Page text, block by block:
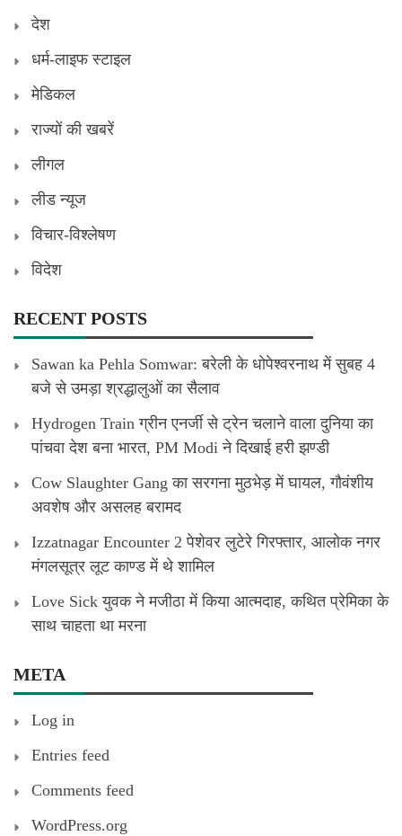
देश
धर्म-लाइफ स्टाइल
मेडिकल
राज्यों की खबरें
लीगल
लीड न्यूज
विचार-विश्लेषण
विदेश
RECENT POSTS
Sawan ka Pehla Somwar: बरेली के धोपेश्वरनाथ में सुबह 4
बजे से उमड़ा श्रद्धालुओं का सैलाव
Hydrogen Train ग्रीन एनर्जी से ट्रेन चलाने वाला दुनिया का
पांचवा देश बना भारत, PM Modi ने दिखाई हरी झण्डी
Cow Slaughter Gang का सरगना मुठभेड़ में घायल, गौवंशीय
अवशेष और असलह बरामद
Izzatnagar Encounter 2 पेशेवर लुटेरे गिरफ्तार, आलोक नगर
मंगलसूत्र लूट काण्‍ड में थे शामिल
Love Sick युवक ने मजीठा में किया आत्मदाह, कथित प्रेमिका के
साथ चाहता था मरना
META
Log in
Entries feed
Comments feed
WordPress.org